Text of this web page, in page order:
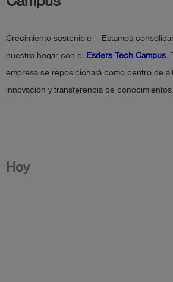
Crecimiento sostenible – Estamos
nuestro hogar con el Esders Tech Campus
empresa se reposicionará como centro de
innovación y transferencia de conocimientos.
Hoy